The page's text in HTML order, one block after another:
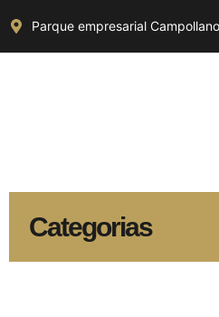
Parque empresarial
Categorias